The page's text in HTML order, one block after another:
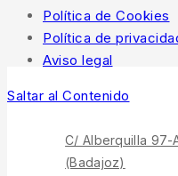
Política de Cookies
Política de
Aviso legal
Saltar al Contenido
C/ Alberquilla 97-
(Badajoz)